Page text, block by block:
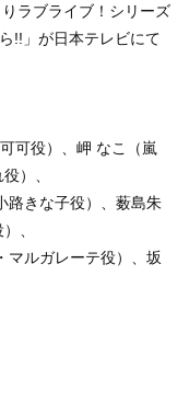
ラブライブ！シリーズ
!!」が日本テレビにて
可役）、岬 なこ（嵐
）、
路きな子役）、薮島朱
、
マルガレーテ役）、坂